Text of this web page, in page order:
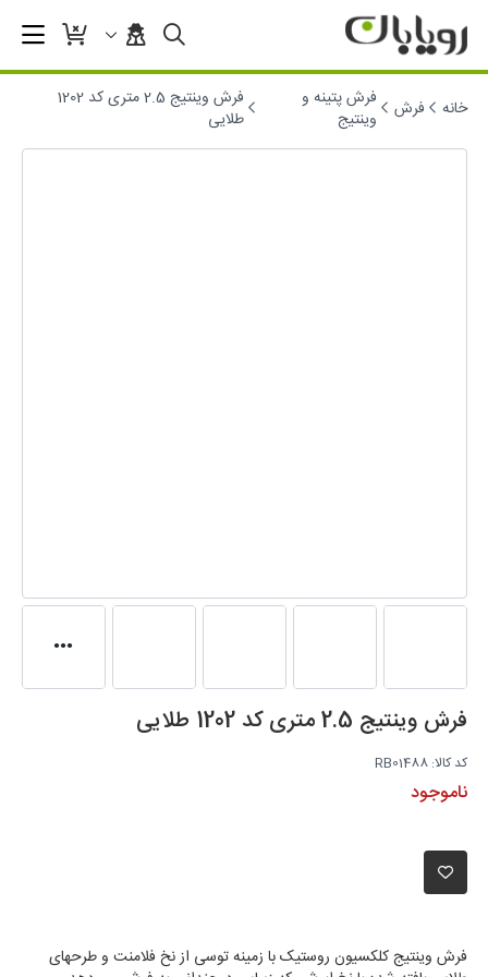
خانه فرش
فرش پتینه و
وینتیج
فرش وینتیج 2.5 متری کد 1202
طلایی
فرش وینتیج 2.5 متری کد 1202 طلایی
کد کالا: RB01488
دسترسی:
ناموجود
افزودن به دلخواه
فرش وینتیج کلکسیون روستیک با زمینه توسی از نخ فلامنت و طرحهای